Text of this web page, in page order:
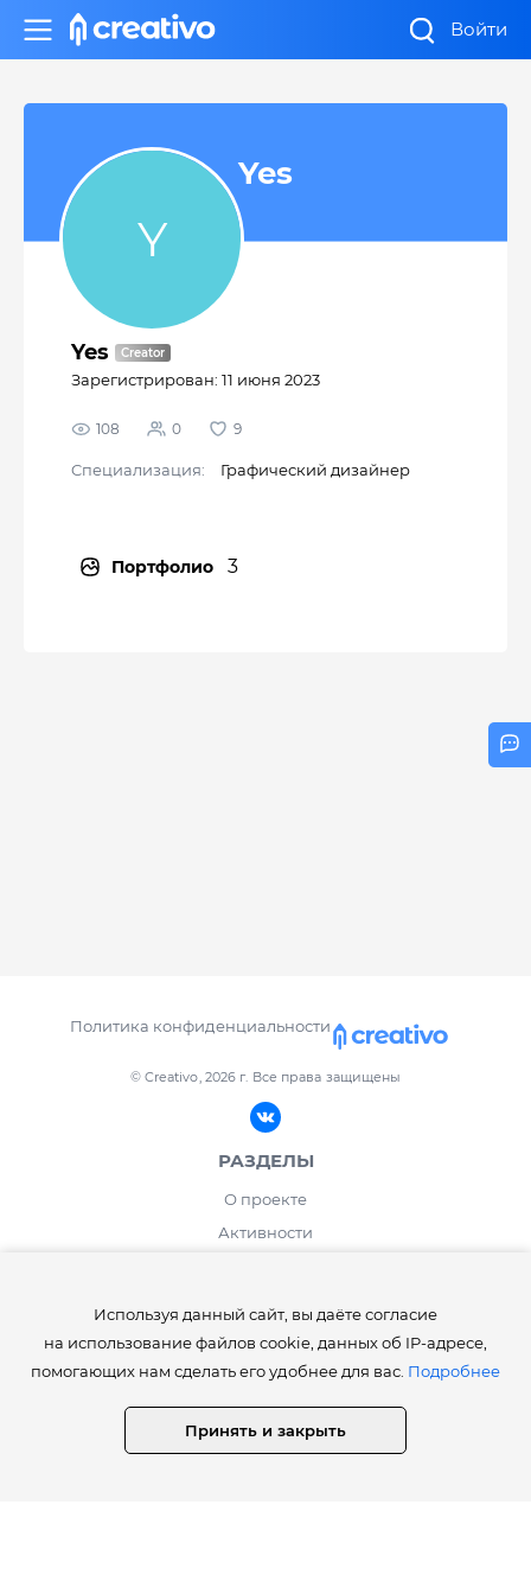
Войти
Yes
Yes
Зарегистрирован: 11 июня 2023
108 0 9
Cпециализация: Графический дизайнер
Портфолио 3
© Creativo, 2026 г. Все права защищены
Политика конфиденциальности
РАЗДЕЛЫ
О проекте
Активности
ИНФОРМАЦИЯ
Правила сайта Creativo.one
Лента и рейтинг
Опросы
Используя данный сайт, вы даёте согласие
на использование файлов cookie, данных об IP-адресе,
помогающих нам сделать его удобнее для вас. Подробнее
Принять и закрыть